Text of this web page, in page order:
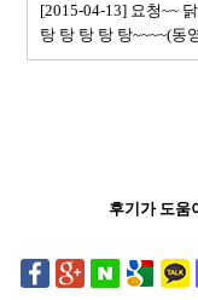
[2015-04-13] 요청~~
탕 탕 탕 탕 탕~~~~(동
후기가 도움